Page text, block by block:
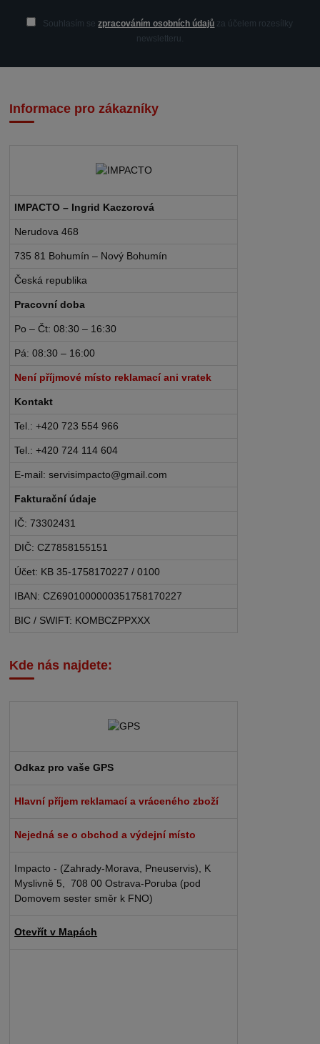
Souhlasím sezpracováním osobních údajů za účelem rozesílky
newsletteru.
Informace pro zákazníky
IMPACTO – Ingrid Kaczorová
Nerudova 468
735 81 Bohumín – Nový Bohumín
Česká republika
Pracovní doba
Po – Čt: 08:30 – 16:30
Pá: 08:30 – 16:00
Není příjmové místo reklamací ani vratek
Kontakt
Tel.: +420 723 554 966
Tel.: +420 724 114 604
E-mail: servisimpacto@gmail.com
Fakturační údaje
IČ: 73302431
DIČ: CZ7858155151
Účet: KB 35-1758170227 / 0100
IBAN: CZ6901000000351758170227
BIC / SWIFT: KOMBCZPPXXX
Kde nás najdete:
Odkaz pro vaše GPS
Hlavní příjem reklamací a vráceného zboží
Nejedná se o obchod a výdejní místo
Impacto - (Zahrady-Morava, Pneuservis), K
Myslivně 5, 708 00 Ostrava-Poruba (pod
Domovem sester směr k FNO)
Otevřít v Mapách